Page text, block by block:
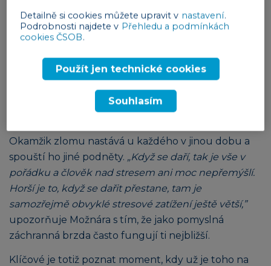
živu skoro za každou cenu. Z toho důvodu je
rozpoznání známek stresu a toho, že se člověk řítí do
nechceme přiznat,”říká Martin Možnára z We board
často stojí zejména obava ze zklamání sama sebe a
Okamžik zlomu nastává u každého v jinou dobu a
spouští ho jiné podněty. „Když se daří, tak je vše v
pořádku a člověk nad stresem ani moc nepřemýšlí.
Horší je to, když se dařit přestane, tam je
samozřejmě obvyklé stresové zatížení ještě větší,”
upozorňuje Možnára s tím, že jako pomyslná
záchranná brzda často fungují ti nejbližší.
Klíčové je totiž poznat moment, kdy už je toho na
Detailně si cookies můžete upravit v nastavení.
Podrobnosti najdete v Přehledu a podmínkách
cookies ČSOB.
Použít jen technické cookies
Souhlasím